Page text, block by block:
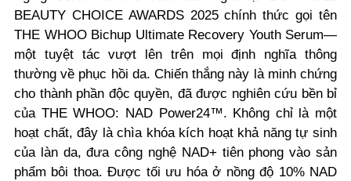
BEAUTY CHOICE AWARDS 2025 chính thức gọi tên
THE WHOO Bichup Ultimate Recovery Youth Serum—
một tuyệt tác vượt lên trên mọi định nghĩa thông
thường về phục hồi da. Chiến thắng này là minh chứng
cho thành phần độc quyền, đã được nghiên cứu bền bỉ
của THE WHOO: NAD Power24™. Không chỉ là một
hoạt chất, đây là chìa khóa kích hoạt khả năng tự sinh
của làn da, đưa công nghệ NAD+ tiên phong vào sản
phẩm bôi thoa. Được tối ưu hóa ở nồng độ 10% NAD